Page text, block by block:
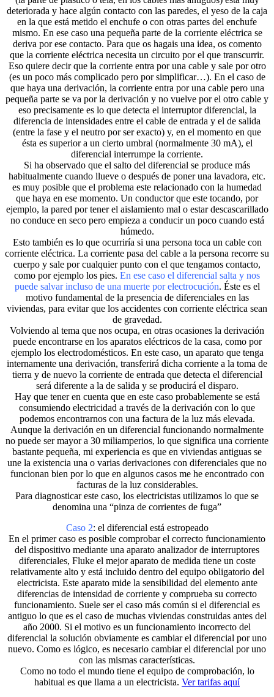
deteriorada y hace algún contacto con las paredes, el yeso de la caja
en la que está metido el enchufe o con otras partes del enchufe
mismo. En ese caso una pequeña parte de la corriente eléctrica se
deriva por ese contacto. Para que os hagais una idea, os comento
que la corriente eléctrica necesita un circuito por el que transcurrir.
Eso quiere decir que la corriente entra por una cable y sale por otro
(es un poco más complicado pero por simplificar…). En el caso de
que haya una derivación, la corriente entra por una cable pero una
pequeña parte se va por la derivación y no vuelve por el otro cable y
eso precisamente es lo que detecta el interruptor diferencial, la
diferencia de intensidades entre el cable de entrada y el de salida
(entre la fase y el neutro por ser exacto) y, en el momento en que
ésta es superior a un cierto umbral (normalmente 30 mA), el
diferencial interrumpe la corriente.
Si ha observado que el salto del diferencial se produce más
habitualmente cuando llueve o después de poner una lavadora, etc.
es muy posible que el problema este relacionado con la humedad
que haya en ese momento. Un conductor que este tocando, por
ejemplo, la pared por tener el aislamiento mal o estar descascarillado
no conduce en seco pero empieza a conducir un poco cuando está
húmedo.
Esto también es lo que ocurriría si una persona toca un cable con
corriente eléctrica. La corriente pasa del cable a la persona recorre su
cuerpo y sale por cualquier punto con el que tengamos contacto,
como por ejemplo los pies. En ese caso el diferencial salta y nos
puede salvar incluso de una muerte por electrocución. Éste es el
motivo fundamental de la presencia de diferenciales en las
viviendas, para evitar que los accidentes con corriente eléctrica sean
de gravedad.
Volviendo al tema que nos ocupa, en otras ocasiones la derivación
puede encontrarse en los aparatos eléctricos de la casa, como por
ejemplo los electrodomésticos. En este caso, un aparato que tenga
internamente una derivación, transferirá dicha corriente a la toma de
tierra y de nuevo la corriente de entrada que detecta el diferencial
será diferente a la de salida y se producirá el disparo.
Hay que tener en cuenta que en este caso probablemente se está
consumiendo electricidad a través de la derivación con lo que
podemos encontrarnos con una factura de la luz más elevada.
Aunque la derivación en un diferencial funcionando normalmente
no puede ser mayor a 30 miliamperios, lo que significa una corriente
bastante pequeña, mi experiencia es que en viviendas antiguas se
une la existencia una o varias derivaciones con diferenciales que no
funcionan bien por lo que en algunos casos me he encontrado con
facturas de la luz considerables.
Para diagnosticar este caso, los electricistas utilizamos lo que se
denomina una “pinza de corrientes de fuga”
Caso 2: el diferencial está estropeado
En el primer caso es posible comprobar el correcto funcionamiento
del dispositivo mediante una aparato analizador de interruptores
diferenciales, Fluke el mejor aparato de medida tiene un coste
relativamente alto y está incluido dentro del equipo obligatorio del
electricista. Este aparato mide la sensibilidad del elemento ante
diferencias de intensidad de corriente y comprueba su correcto
funcionamiento. Suele ser el caso más común si el diferencial es
antiguo lo que es el caso de muchas viviendas construidas antes del
año 2000. Si el motivo es un funcionamiento incorrecto del
diferencial la solución obviamente es cambiar el diferencial por uno
nuevo. Como es lógico, es necesario cambiar el diferencial por uno
con las mismas características.
Como no todo el mundo tiene el equipo de comprobación, lo
habitual es que llama a un electricista. Ver tarifas aquí